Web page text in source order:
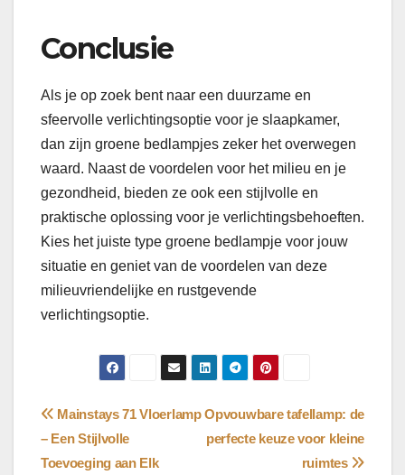
Conclusie
Als je op zoek bent naar een duurzame en
sfeervolle verlichtingsoptie voor je slaapkamer,
dan zijn groene bedlampjes zeker het overwegen
waard. Naast de voordelen voor het milieu en je
gezondheid, bieden ze ook een stijlvolle en
praktische oplossing voor je verlichtingsbehoeften.
Kies het juiste type groene bedlampje voor jouw
situatie en geniet van de voordelen van deze
milieuvriendelijke en rustgevende
verlichtingsoptie.
Bericht
navigatie
Opvouwbare tafellamp: de
perfecte keuze voor kleine
ruimtes
Mainstays 71 Vloerlamp
– Een Stijlvolle
Toevoeging aan Elk